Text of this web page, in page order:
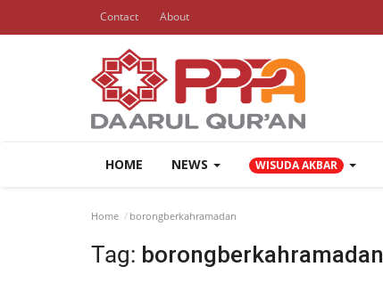
Contact About
HOME NEWS WISUDA AKBAR
Home borongberkahramadan
Tag: borongberkahramadan